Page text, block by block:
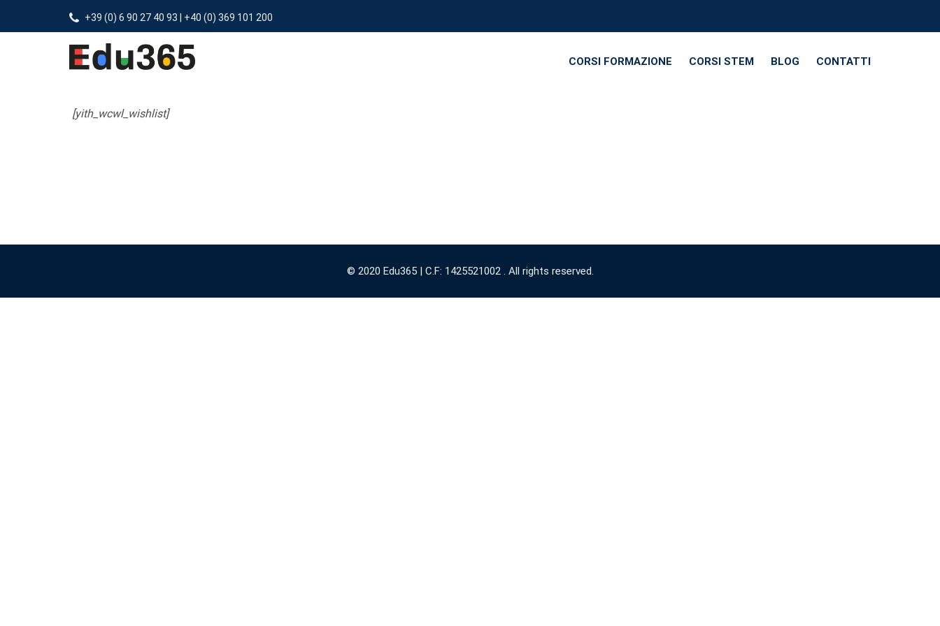
+39 (0) 6 90 27 40 93 | +40 (0) 369 101 200
CORSI FORMAZIONE CORSI STEM BLOG CONTATTI
[yith_wcwl_wishlist]
© 2020 Edu365 | C.F: 1425521002 . All rights reserved.